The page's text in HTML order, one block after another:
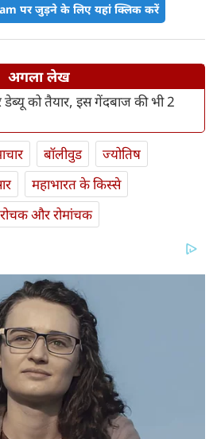
पर जुड़ने के लिए यहां क्लिक करें
अगला लेख
को तैयार, इस गेंदबाज की भी 2
बॉलीवुड
ज्योतिष
महाभारत के किस्से
रोचक और रोमांचक